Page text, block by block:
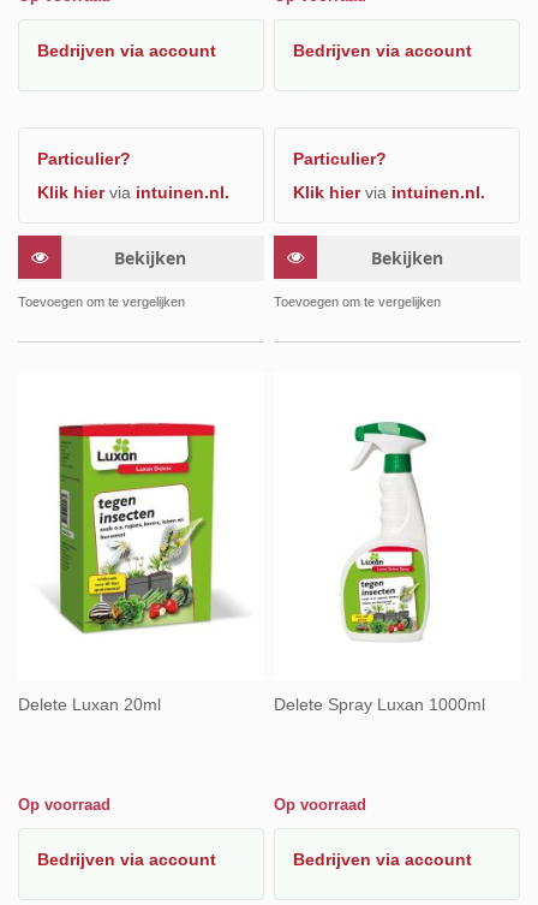
Bedrijven via account
Particulier?
Klik hiervia intuinen.nl.
Bekijken
Toevoegen om te vergelijken
Bedrijvenvia account
Particulier?
Klik hiervia intuinen.nl.
Bekijken
Toevoegen om te vergelijken
Delete Luxan 20ml
Op voorraad
Bedrijven via account
Delete Spray Luxan 1000ml
Op voorraad
Bedrijvenvia account